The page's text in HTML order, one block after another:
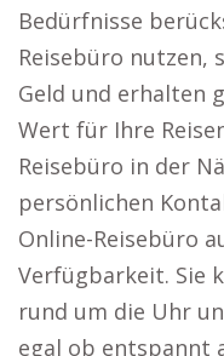
Bedürfnisse
Reisebüro nutzen,
Geld und erhalten
Wert für Ihre
Reisebüro in der
persönlichen
Online-Reisebüro
Verfügbarkeit. Sie
rund um die Uhr
egal ob entspannt